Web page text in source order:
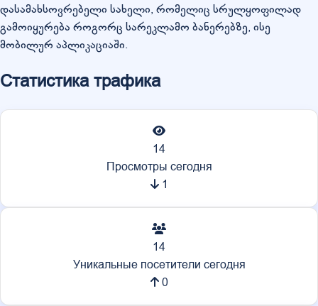
დასამახსოვრებელი სახელი, რომელიც სრულყოფილად
გამოიყურება როგორც სარეკლამო ბანერებზე, ისე
მობილურ აპლიკაციაში.
Статистика трафика
14
Просмотры сегодня
1
14
Уникальные посетители сегодня
0